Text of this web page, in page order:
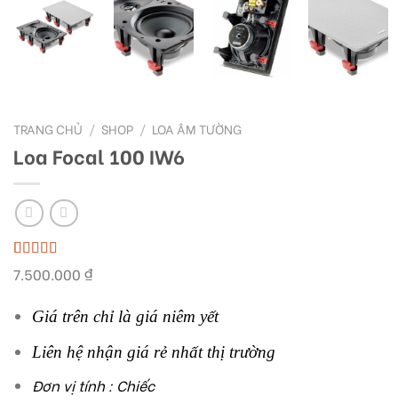
TRANG CHỦ / SHOP / LOA ÂM TƯỜNG
Loa Focal 100 IW6
5.00trên 5
dựa trên
3
7.500.000 ₫
Giá trên chỉ là giá niêm yết
Liên hệ nhận giá rẻ nhất thị trường
Đơn vị tính : Chiếc